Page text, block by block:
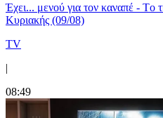
Έχει... μενού για τον καναπέ - Tο
Κυριακής (09/08)
TV
|
08:49